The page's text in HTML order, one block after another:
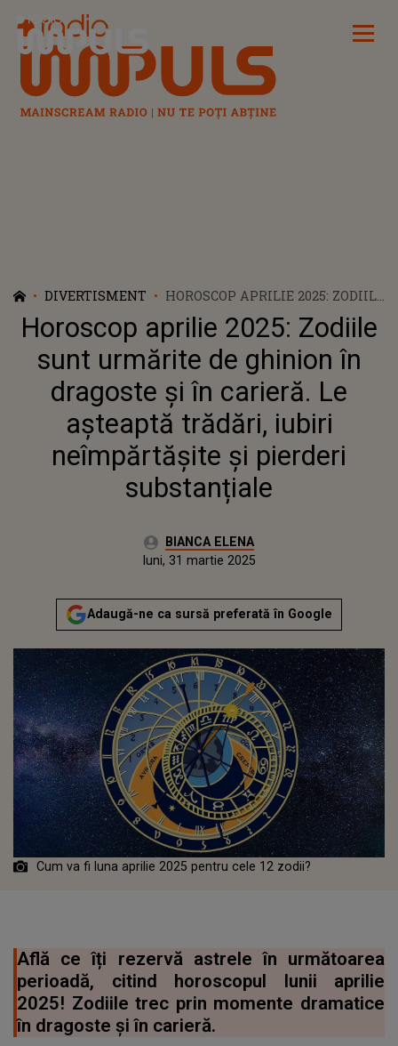
Radio Impuls
DIVERTISMENT
HOROSCOP APRILIE 2025: ZODIILE
SUNT URMĂRITE DE GHINION ÎN
DRAGOSTE ȘI ÎN CARIERĂ. LE
AȘTEAPTĂ TRĂDĂRI, IUBIRI
NEÎMPĂRTĂȘITE ȘI PIERDERI
SUBSTANȚIALE
Horoscop aprilie 2025: Zodiile
sunt urmărite de ghinion în
dragoste și în carieră. Le
așteaptă trădări, iubiri
neîmpărtășite și pierderi
substanțiale
Autor:BIANCA ELENA
Actualizat:
luni, 31 martie 2025
Adaugă-ne ca sursă preferată în Google
Cum va fi luna aprilie 2025 pentru cele 12 zodii?
Află ce îți rezervă astrele în următoarea
perioadă, citind horoscopul lunii aprilie
2025! Zodiile trec prin momente dramatice
în dragoste și în carieră.